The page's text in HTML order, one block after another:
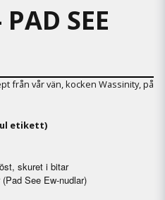
SEE
från vår vän, kocken Wassinity, på
etikett)
skuret i bitar
See Ew-nudlar)